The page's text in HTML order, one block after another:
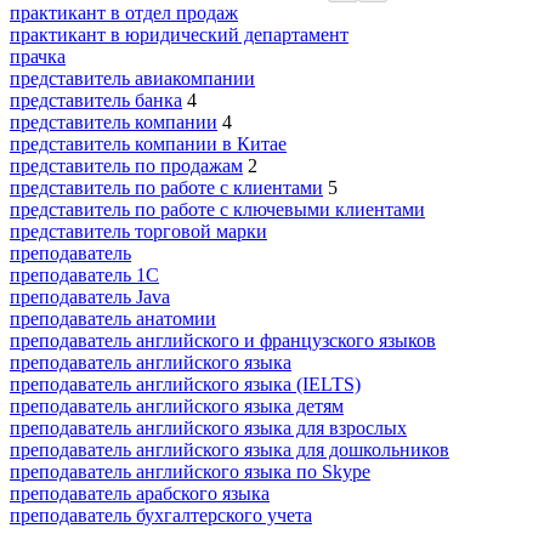
практикант в отдел продаж
практикант в юридический департамент
прачка
представитель авиакомпании
представитель банка 4
представитель компании 4
представитель компании в Китае
представитель по продажам 2
представитель по работе с клиентами 5
представитель по работе с ключевыми клиентами
представитель торговой марки
преподаватель
преподаватель 1С
преподаватель Java
преподаватель анатомии
преподаватель английского и французского языков
преподаватель английского языка
преподаватель английского языка (IELTS)
преподаватель английского языка детям
преподаватель английского языка для взрослых
преподаватель английского языка для дошкольников
преподаватель английского языка по Skype
преподаватель арабского языка
преподаватель бухгалтерского учета